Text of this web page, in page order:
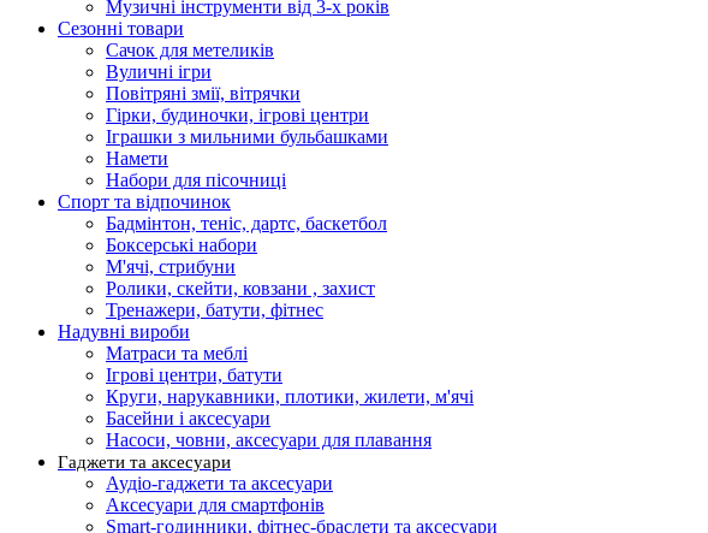
Музичні інструменти від 3-х років
Сезонні товари
Сачок для метеликів
Вуличні ігри
Повітряні змії, вітрячки
Гірки, будиночки, ігрові центри
Іграшки з мильними бульбашками
Намети
Набори для пісочниці
Спорт та відпочинок
Бадмінтон, теніс, дартс, баскетбол
Боксерські набори
М'ячі, стрибуни
Ролики, скейти, ковзани , захист
Тренажери, батути, фітнес
Надувні вироби
Матраси та меблі
Ігрові центри, батути
Круги, нарукавники, плотики, жилети, м'ячі
Басейни і аксесуари
Насоси, човни, аксесуари для плавання
Гаджети та аксесуари
Аудіо-гаджети та аксесуари
Аксесуари для смартфонів
Smart-годинники, фітнес-браслети та аксесуари